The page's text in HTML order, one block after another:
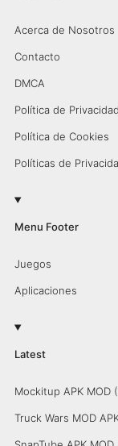
Acerca de Nosotros
Contacto
DMCA
Política de Privacidad
Política de Cookies
Políticas de
Menu Footer
Juegos
Aplicaciones
Latest
Mockitup APK MOD
Truck Wars MOD